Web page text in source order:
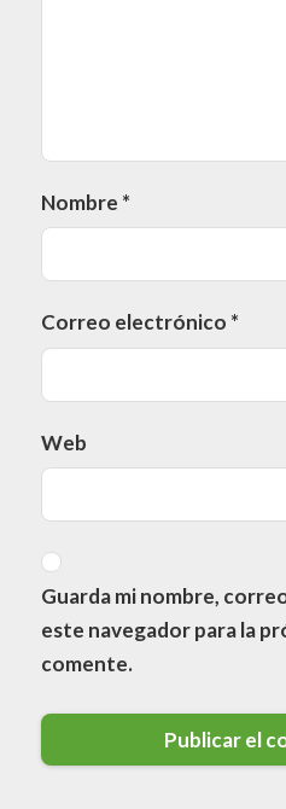
Nombre *
Correo electrónico *
Web
Guarda mi nombre,
este navegador para la
comente.